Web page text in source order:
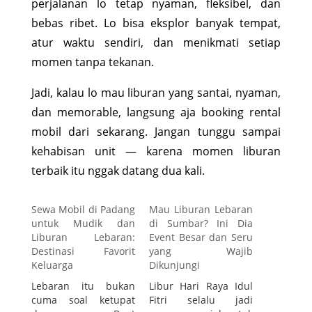
perjalanan lo tetap nyaman, fleksibel, dan
bebas ribet. Lo bisa eksplor banyak tempat,
atur waktu sendiri, dan menikmati setiap
momen tanpa tekanan.
Jadi, kalau lo mau liburan yang santai, nyaman,
dan memorable, langsung aja booking rental
mobil dari sekarang. Jangan tunggu sampai
kehabisan unit — karena momen liburan
terbaik itu nggak datang dua kali.
Sewa Mobil di Padang
untuk Mudik dan
Liburan Lebaran:
Destinasi Favorit
Keluarga
Lebaran itu bukan
cuma soal ketupat
Mau Liburan Lebaran
di Sumbar? Ini Dia
Event Besar dan Seru
yang Wajib
Dikunjungi
Libur Hari Raya Idul
Fitri selalu jadi